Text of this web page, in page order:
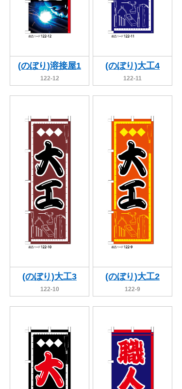
(のぼり)溶接屋1
122-12
(のぼり)大工4
122-11
(のぼり)大工3
122-10
(のぼり)大工2
122-9